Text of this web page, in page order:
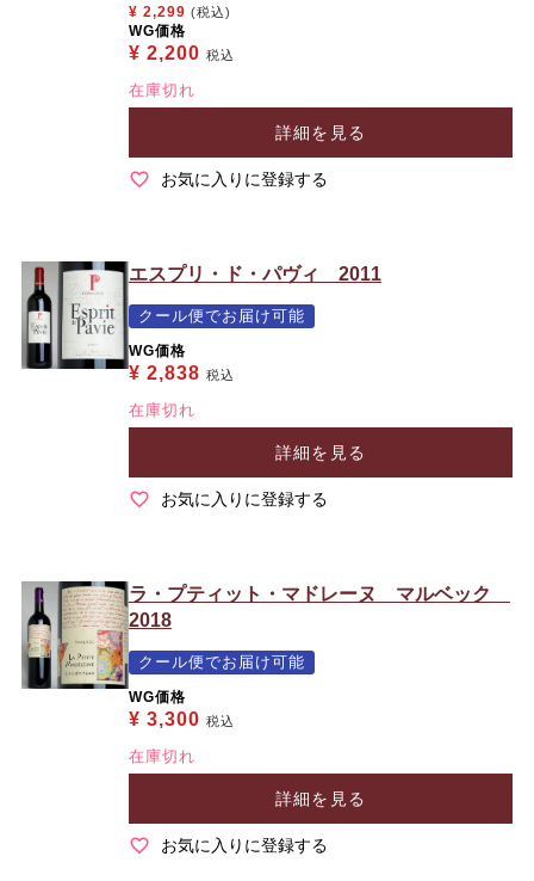
¥ 2,299 (税込)
WG価格
¥ 2,200 税込
在庫切れ
詳細を見る
お気に入りに登録する
エスプリ・ド・パヴィ 2011
クール便でお届け可能
WG価格
¥ 2,838 税込
在庫切れ
詳細を見る
お気に入りに登録する
ラ・プティット・マドレーヌ マルベック
2018
クール便でお届け可能
WG価格
¥ 3,300 税込
在庫切れ
詳細を見る
お気に入りに登録する